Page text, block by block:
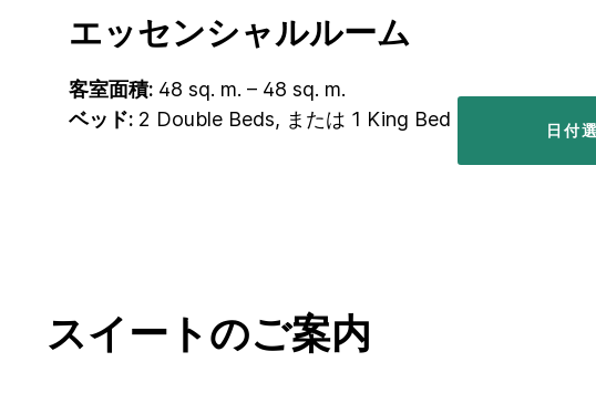
エッセンシャルルーム
客室面積: 48 sq. m. – 48 sq. m.
ベッド: 2 Double Beds, または 1 King Bed 日付
スイートのご案内